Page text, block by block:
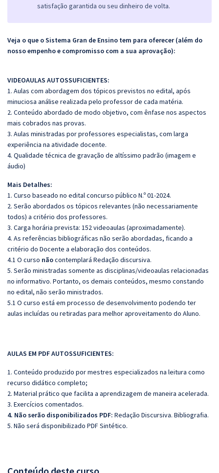
satisfação garantida ou seu dinheiro de volta.
Veja o que o Sistema Gran de Ensino tem para oferecer (além do
nosso empenho e compromisso com a sua aprovação):
VIDEOAULAS AUTOSSUFICIENTES:
1. Aulas com abordagem dos tópicos previstos no edital, após
minuciosa análise realizada pelo professor de cada matéria.
2. Conteúdo abordado de modo objetivo, com ênfase nos aspectos
mais cobrados nas provas.
3. Aulas ministradas por professores especialistas, com larga
experiência na atividade docente.
4. Qualidade técnica de gravação de altíssimo padrão (imagem e
áudio)
Mais Detalhes:
1. Curso baseado no edital concurso público N.º 01-2024.
2. Serão abordados os tópicos relevantes (não necessariamente
todos) a critério dos professores.
3. Carga horária prevista: 152 videoaulas (aproximadamente).
4. As referências bibliográficas não serão abordadas, ficando a
critério do Docente a elaboração dos conteúdos.
4.1 O curso nãocontemplará Redação discursiva.
5. Serão ministradas somente as disciplinas/videoaulas relacionadas
no informativo. Portanto, os demais conteúdos, mesmo constando
no edital, não serão ministrados.
5.1 O curso está em processo de desenvolvimento podendo ter
aulas incluídas ou retiradas para melhor aproveitamento do Aluno.
AULAS EM PDF AUTOSSUFICIENTES:
1. Conteúdo produzido por mestres especializados na leitura como
recurso didático completo;
2. Material prático que facilita a aprendizagem de maneira acelerada.
3. Exercícios comentados.
4. Não serão disponibilizados PDF: Redação Discursiva. Bibliografia.
5. Não será disponibilizado PDF Sintético.